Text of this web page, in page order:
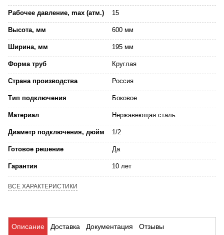
Рабочее давление, max (атм.) 15
Высота, мм 600 мм
Ширина, мм 195 мм
Форма труб Круглая
Страна производства Россия
Тип подключения Боковое
Материал Нержавеющая сталь
Диаметр подключения, дюйм 1/2
Готовое решение Да
Гарантия 10 лет
ВСЕ ХАРАКТЕРИСТИКИ
Описание Доставка Документация Отзывы